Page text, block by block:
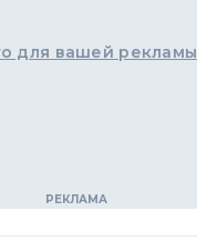
для вашей рекламы